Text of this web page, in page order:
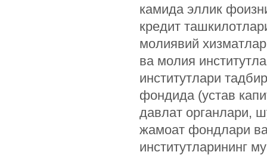
камида эллик
кредит
молиявий
ва молия
институтлари
фондида (устав
давлат органлари,
жамоат фондлари
институтларининг